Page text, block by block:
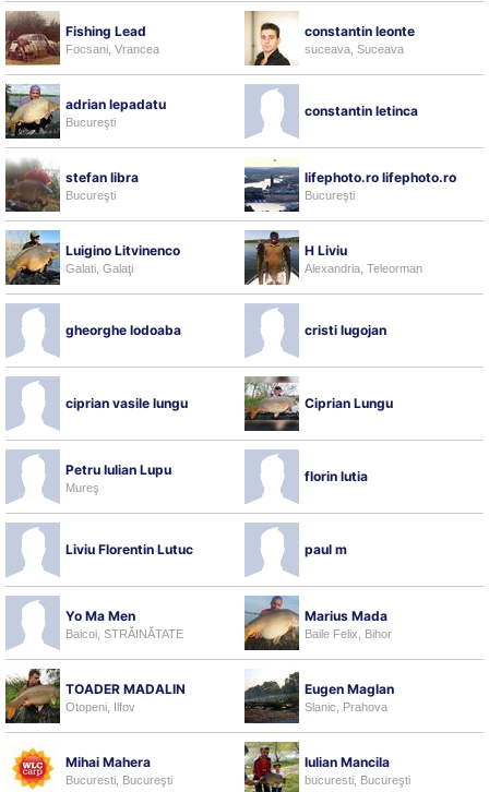
Fishing Lead
Focsani, Vrancea
constantin leonte
suceava, Suceava
adrian lepadatu
Bucureşti
constantin letinca
stefan libra
Bucureşti
lifephoto.ro lifephoto.ro
Bucureşti
Luigino Litvinenco
Galati, Galaţi
H Liviu
Alexandria, Teleorman
gheorghe lodoaba cristi lugojan
ciprian vasile lungu Ciprian Lungu
Petru Iulian Lupu
Mureş
florin lutia
Liviu Florentin Lutuc paul m
Yo Ma Men
Baicoi, STRĂINĂTATE
Marius Mada
Baile Felix, Bihor
TOADER MADALIN
Otopeni, Ilfov
Eugen Maglan
Slanic, Prahova
Mihai Mahera
Bucuresti, Bucureşti
Iulian Mancila
bucuresti, Bucureşti